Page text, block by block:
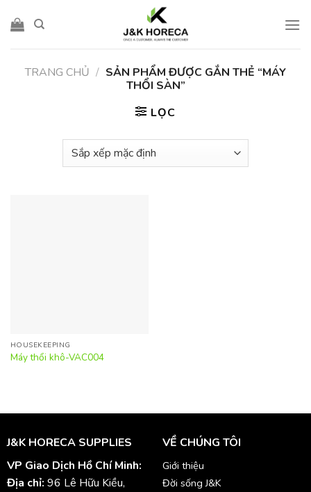
TRANG CHỦ / SẢN PHẨM ĐƯỢC GẮN THẺ “MÁY
THỔI SÀN”
LỌC
HOUSEKEEPING
Máy thổi khô-VAC004
J&K HORECA SUPPLIES
VP Giao Dịch Hồ Chí Minh:
Địa chỉ: 96 Lê Hữu Kiều,
VỀ CHÚNG TÔI
Giới thiệu
Đời sống J&K